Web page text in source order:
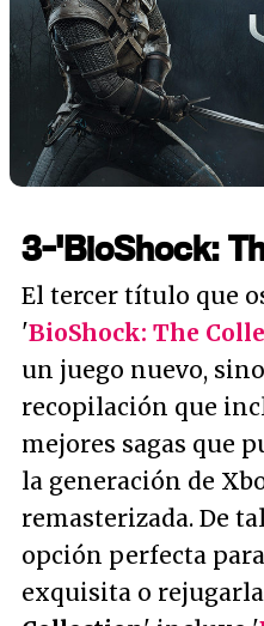
3-'BioShock:
El tercer título que
'BioShock: The
un juego nuevo,
recopilación que
mejores sagas que
la generación de
remasterizada. De
opción perfecta
exquisita o